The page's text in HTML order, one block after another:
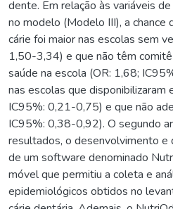
dente. Em relação às variáveis
no modelo (Modelo III), a chance
cárie foi maior nas escolas sem
1,50-3,34) e que não têm
saúde na escola (OR: 1,68;
nas escolas que disponibilizaram
IC95%: 0,21-0,75) e que não
IC95%: 0,38-0,92). O segundo
resultados, o desenvolvimento
de um software denominado
móvel que permitiu a coleta e
epidemiológicos obtidos no